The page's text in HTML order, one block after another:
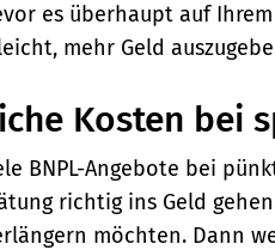
es überhaupt auf
mehr Geld
Kosten bei
BNPL-Angebote bei
richtig ins Geld
möchten. Dann